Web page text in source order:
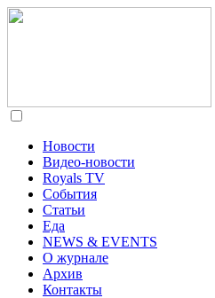
Новости
Видео-новости
Royals TV
События
Статьи
Еда
NEWS & EVENTS
О журнале
Архив
Контакты